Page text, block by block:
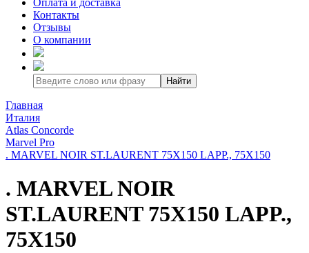
Оплата и доставка
Контакты
Отзывы
О компании
Найти
Главная
Италия
Atlas Concorde
Marvel Pro
. MARVEL NOIR ST.LAURENT 75X150 LAPP., 75X150
. MARVEL NOIR
ST.LAURENT 75X150 LAPP.,
75X150